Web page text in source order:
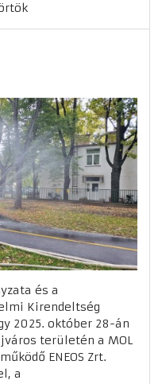
és a
Kirendeltség
2025. október 28-án
területén a MOL
ENEOS Zrt.
a